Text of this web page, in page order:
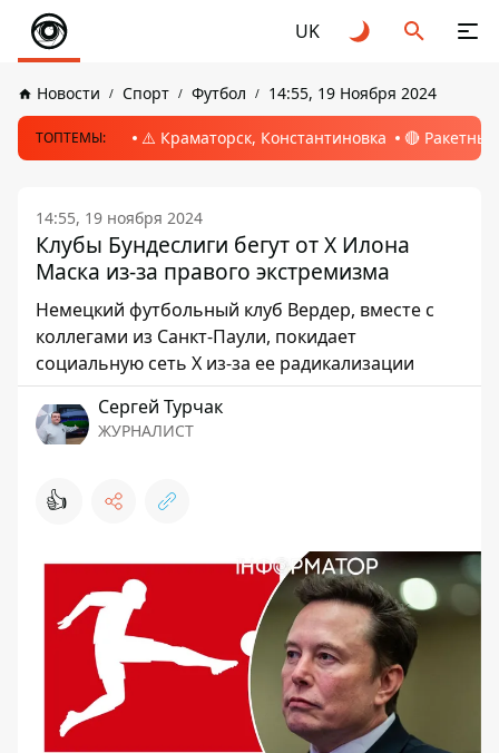
UK
Новости Спорт Футбол 14:55, 19 Ноября 2024
ТОПТЕМЫ: ⚠️ Краматорск, Константиновка 🔴
14:55, 19 ноября 2024
Клубы Бундеслиги бегут от Х Илона
Маска из-за правого экстремизма
Немецкий футбольный клуб Вердер, вместе с
коллегами из Санкт-Паули, покидает
социальную сеть X из-за ее радикализации
Сергей Турчак
ЖУРНАЛИСТ
👍